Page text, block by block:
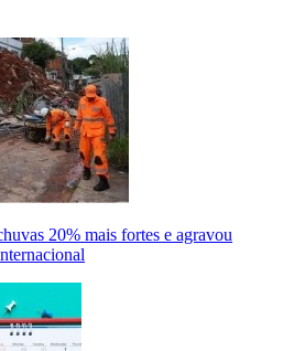
20% mais fortes e agravou